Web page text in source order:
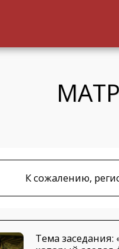
К сожалению,
Тема